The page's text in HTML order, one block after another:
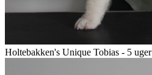
Holtebakken's Unique Tobias - 5 uger